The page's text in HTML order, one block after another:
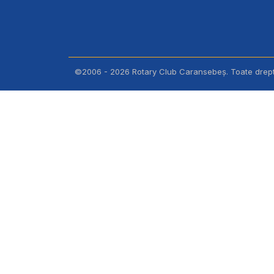
©2006 - 2026 Rotary Club Caransebeș. Toate